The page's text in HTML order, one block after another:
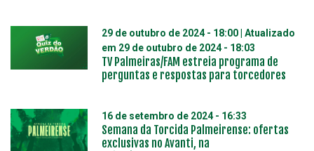
29 de outubro de 2024 - 18:00 | Atualizado
em 29 de outubro de 2024 - 18:03
TV Palmeiras/FAM estreia programa de
perguntas e respostas para torcedores
16 de setembro de 2024 - 16:33
Semana da Torcida Palmeirense: ofertas
exclusivas no Avanti, na